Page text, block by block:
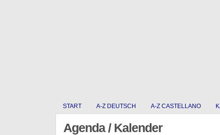
START A-Z DEUTSCH A-Z CASTELLANO
Agenda / Kalender